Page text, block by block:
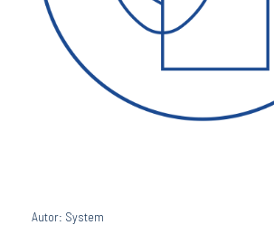
Autor: System